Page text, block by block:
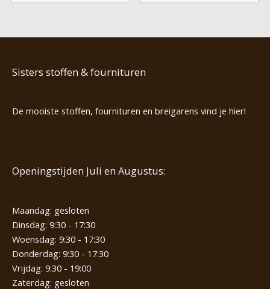
Sisters stoffen & fournituren
De mooiste stoffen, fournituren en breigarens vind je hier!
Openingstijden Juli en Augustus:
Maandag: gesloten
Dinsdag: 9:30 - 17:30
Woensdag: 9:30 - 17:30
Donderdag: 9:30 - 17:30
Vrijdag: 9:30 - 19:00
Zaterdag: gesloten